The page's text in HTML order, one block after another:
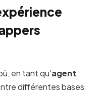
en tant qu’agent
différentes bases